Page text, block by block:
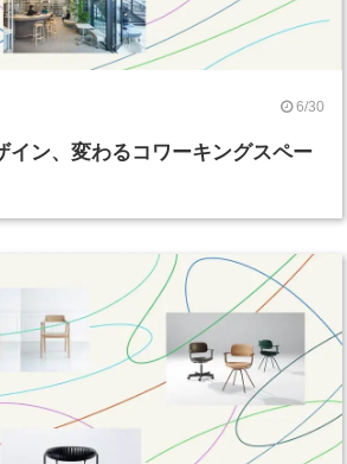
6/30
イン、変わるコワーキングスペー